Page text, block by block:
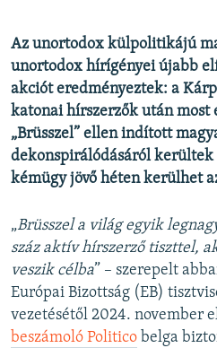
Valamennyi RFE/RL
Az unortodox külpolitikájú
unortodox hírígényei újabb
akciót eredményeztek: a
katonai hírszerzők után most
„Brüsszel” ellen indított
dekonspirálódásáról
kémügy jövő héten kerülhet
„Brüsszel a világ egyik
száz aktív hírszerző tiszttel,
veszik célba” – szerepelt
Európai Bizottság (EB)
vezetésétől 2024. november
beszámoló Politico belga